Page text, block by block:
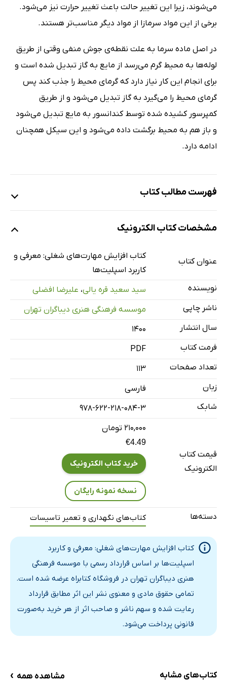
می‌شوند، زیرا این تغییر حالت باعث تغییر حرارت نیز می‌شود.
برخی از این مواد سرمازا از مواد دیگر مناسب‌تر هستند.
در اصل ماده سرما به علت نقطه‌ی جوش منفی وقتی از طریق
لوله‌ها به محیط گرم می‌رسد از مایع به گاز تبدیل شده است و
برای انجام این کار نیاز دارد که گرمای محیط را جذب کند پس
گرمای محیط را می‌گیرد به گاز تبدیل می‌شود و از طریق
کمپرسور کشیده شده توسط کندانسور به مایع تبدیل می‌شود
و باز هم به محیط برگشت داده می‌شود و این سیکل همچنان
ادامه دارد.
فهرست مطالب کتاب
اسپلیت تک‌پنله
کولر گازی اسپلیت چند پنل (مولتی اسپلیت)
کولر گازی اسپلیت پیشرفته
سیستم تهویه مطبوع VRF & VRV
سیستم VRF با گرمایش بازیافت حرارتی HR - VRF
کولر گازی اسپلیت صنعتی
انواع کمپرسور
کمپرسورهای پیستونی
کمپرسورهای روتاری (دوار)
کمپرسورهای پیچی (اسکرول)
کمپرسورهای سانتریفیوژ
ماده مبرد (گاز خنک‌کننده)
معرفی و کاربرد مبردها
خصوصیات مواد سرمازا
طبقه‌بندی مواد مبرد
مشخصات مواد سرمازا
سازگاری مبردها
خازن
مشخصات کتاب الکترونیک
عنوان کتاب
کتاب افزایش مهارت‌های شغلی: معرفی و
کاربرد اسپلیت‌ها
نویسنده
سید سعید قره یالی، علیرضا افضلی
ناشر چاپی
موسسه فرهنگی هنری دیباگران تهران
سال انتشار
۱۴۰۰
فرمت کتاب
PDF
تعداد صفحات
113
زبان
فارسی
شابک
978-622-218-084-3
قیمت کتاب
الکترونیک
۲۱۰,۰۰۰ تومان
€4.49
خرید کتاب الکترونیک
نسخه نمونه رایگان
دسته‌ها کتاب‌های نگهداری و تعمیر تاسیسات
کتاب افزایش مهارت‌های شغلی: معرفی و کاربرد
اسپلیت‌ها بر اساس قرارداد رسمی با موسسه فرهنگی
هنری دیباگران تهران در فروشگاه کتابراه عرضه شده است.
تمامی حقوق مادی و معنوی نشر این اثر مطابق قرارداد
رعایت شده و سهم ناشر و صاحب اثر از هر خرید به‌صورت
قانونی پرداخت می‌شود.
کتاب‌های مشابه مشاهده همه ›